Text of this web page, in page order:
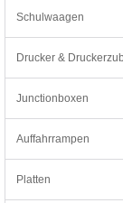
Schulwaagen
Drucker &
Junctionboxen
Auffahrrampen
Platten